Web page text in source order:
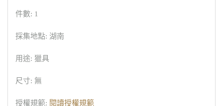
件數: 1
採集地點: 湖南
用途: 獵具
尺寸: 無
授權規範: 閱讀授權規範